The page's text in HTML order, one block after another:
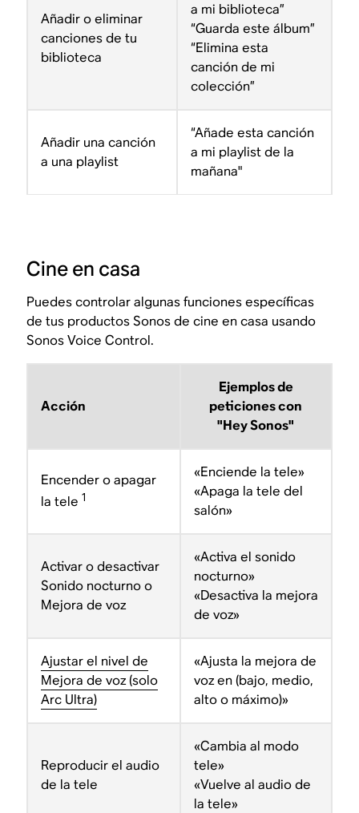
Añadir o eliminar
canciones de tu
biblioteca
a mi biblioteca”
“Guarda este álbum”
“Elimina esta
canción de mi
colección”
Añadir una canción
a una playlist
“Añade esta canción
a mi playlist de la
mañana"
Cine en casa
Puedes controlar algunas funciones específicas
de tus productos Sonos de cine en casa usando
Sonos Voice Control.
Acción
Ejemplos de
peticiones con
"Hey Sonos"
Encender o apagar
la tele 1
«Enciende la tele»
«Apaga la tele del
salón»
Activar o desactivar
Sonido nocturno o
Mejora de voz
«Activa el sonido
nocturno»
«Desactiva la mejora
de voz»
Ajustar el nivel de
Mejora de voz (solo
Arc Ultra)
«Ajusta la mejora de
voz en (bajo, medio,
alto o máximo)»
Reproducir el audio
de la tele
«Cambia al modo
tele»
«Vuelve al audio de
la tele»